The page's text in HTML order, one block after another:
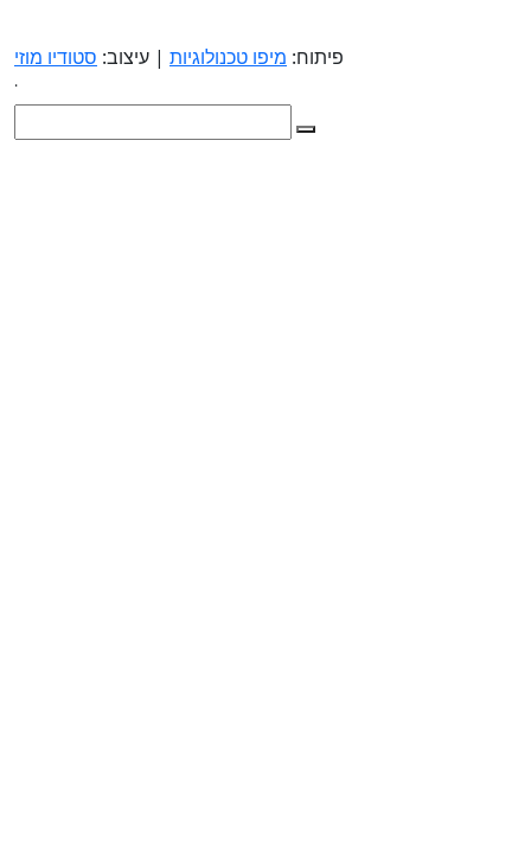
פיתוח: מיפו טכנולוגיות | עיצוב: סטודיו מוזי
.